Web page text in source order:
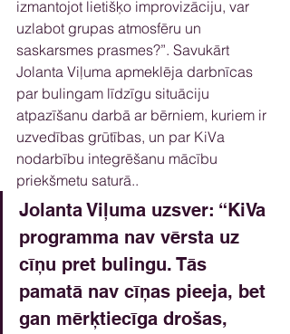
izmantojot lietišķo improvizāciju, var
uzlabot grupas atmosfēru un
saskarsmes prasmes?”. Savukārt
Jolanta Viļuma apmeklēja darbnīcas
par bulingam līdzīgu situāciju
atpazīšanu darbā ar bērniem, kuriem ir
uzvedības grūtības, un par KiVa
nodarbību integrēšanu mācību
priekšmetu saturā..
Jolanta Viļuma uzsver: “KiVa
programma nav vērsta uz
cīņu pret bulingu. Tās
pamatā nav cīņas pieeja, bet
gan mērķtiecīga drošas,